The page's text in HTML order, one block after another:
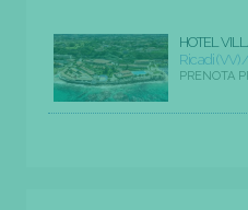
HOTEL
Ricadi (VV)
PRENOTA